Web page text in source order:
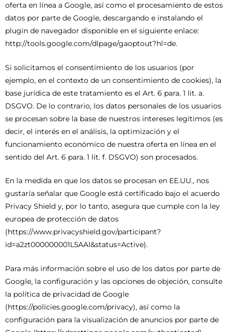
oferta en línea a Google, así como el procesamiento de estos
datos por parte de Google, descargando e instalando el
plugin de navegador disponible en el siguiente enlace:
http://tools.google.com/dlpage/gaoptout?hl=de.
Si solicitamos el consentimiento de los usuarios (por
ejemplo, en el contexto de un consentimiento de cookies), la
base jurídica de este tratamiento es el Art. 6 para. 1 lit. a.
DSGVO. De lo contrario, los datos personales de los usuarios
se procesan sobre la base de nuestros intereses legítimos (es
decir, el interés en el análisis, la optimización y el
funcionamiento económico de nuestra oferta en línea en el
sentido del Art. 6 para. 1 lit. f. DSGVO) son procesados.
En la medida en que los datos se procesan en EE.UU., nos
gustaría señalar que Google está certificado bajo el acuerdo
Privacy Shield y, por lo tanto, asegura que cumple con la ley
europea de protección de datos
(https://www.privacyshield.gov/participant?
id=a2zt000000001L5AAI&status=Active).
Para más información sobre el uso de los datos por parte de
Google, la configuración y las opciones de objeción, consulte
la política de privacidad de Google
(https://policies.google.com/privacy), así como la
configuración para la visualización de anuncios por parte de